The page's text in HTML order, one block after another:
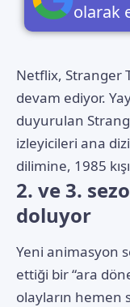
olarak
Netflix, Stranger
devam ediyor.
duyurulan
izleyicileri ana
dilimine, 1985
2. ve 3.
doluyor
Yeni animasyon
ettiği bir “ara
olayların hemen